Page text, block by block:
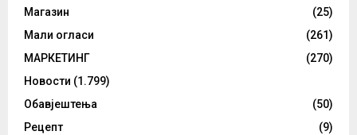
Магазин
(25)
Мали огласи
(261)
МАРКЕТИНГ
(270)
Новости (1.799)
Обавјештења
(50)
Рецепт
(9)